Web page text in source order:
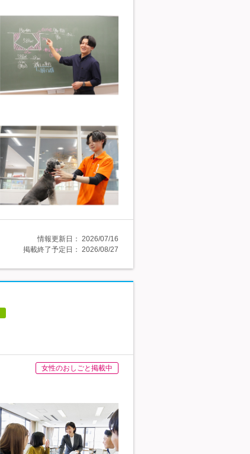
情報更新日： 2026/07/16
掲載終了予定日： 2026/08/27
女性のおしごと掲載中